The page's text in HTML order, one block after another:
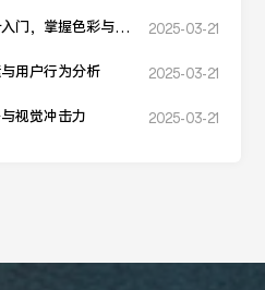
门，掌握色彩与布
2025-03-21
用户行为分析 2025-03-21
视觉冲击力 2025-03-21